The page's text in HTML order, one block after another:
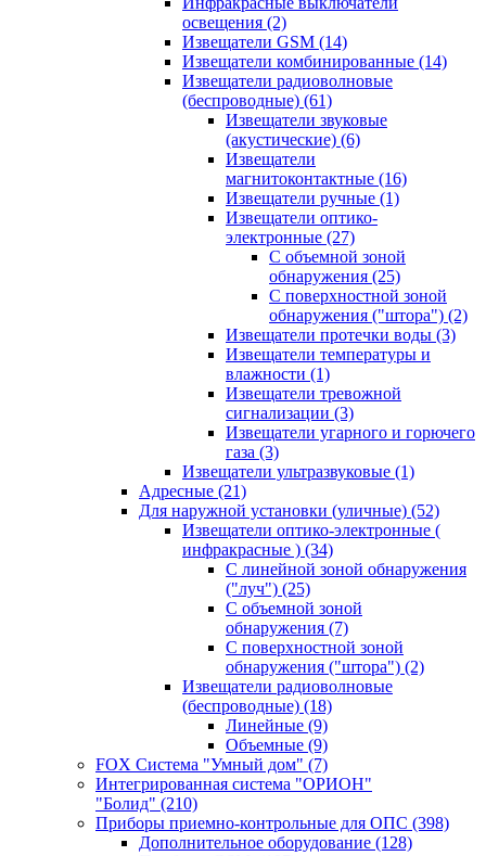
освещения (2)
Извещатели GSM (14)
Извещатели комбинированные (14)
Извещатели радиоволновые
(беспроводные) (61)
Извещатели звуковые
(акустические) (6)
Извещатели
магнитоконтактные (16)
Извещатели ручные (1)
Извещатели оптико-
электронные (27)
С объемной зоной
обнаружения (25)
С поверхностной зоной
обнаружения ("штора") (2)
Извещатели протечки воды (3)
Извещатели температуры и
влажности (1)
Извещатели тревожной
сигнализации (3)
Извещатели угарного и горючего
газа (3)
Извещатели ультразвуковые (1)
Адресные (21)
Для наружной установки (уличные) (52)
Извещатели оптико-электронные (
инфракрасные ) (34)
С линейной зоной обнаружения
("луч") (25)
С объемной зоной
обнаружения (7)
С поверхностной зоной
обнаружения ("штора") (2)
Извещатели радиоволновые
(беспроводные) (18)
Линейные (9)
Объемные (9)
FOX Система "Умный дом" (7)
Интегрированная система "ОРИОН"
"Болид" (210)
Приборы приемно-контрольные для ОПС (398)
Дополнительное оборудование (128)